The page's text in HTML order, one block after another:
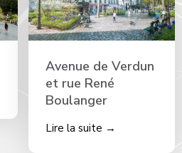
Avenue de Verdun
et rue René
Boulanger​
Lire la suite →